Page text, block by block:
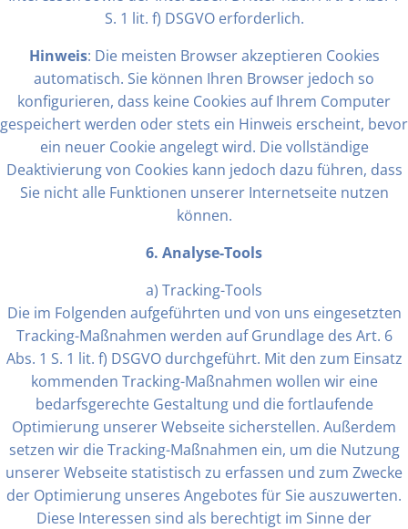
S. 1 lit. f) DSGVO erforderlich.
Hinweis: Die meisten Browser akzeptieren Cookies
automatisch. Sie können Ihren Browser jedoch so
konfigurieren, dass keine Cookies auf Ihrem Computer
gespeichert werden oder stets ein Hinweis erscheint, bevor
ein neuer Cookie angelegt wird. Die vollständige
Deaktivierung von Cookies kann jedoch dazu führen, dass
Sie nicht alle Funktionen unserer Internetseite nutzen
können.
6. Analyse-Tools
a) Tracking-Tools
Die im Folgenden aufgeführten und von uns eingesetzten
Tracking-Maßnahmen werden auf Grundlage des Art. 6
Abs. 1 S. 1 lit. f) DSGVO durchgeführt. Mit den zum Einsatz
kommenden Tracking-Maßnahmen wollen wir eine
bedarfsgerechte Gestaltung und die fortlaufende
Optimierung unserer Webseite sicherstellen. Außerdem
setzen wir die Tracking-Maßnahmen ein, um die Nutzung
unserer Webseite statistisch zu erfassen und zum Zwecke
der Optimierung unseres Angebotes für Sie auszuwerten.
Diese Interessen sind als berechtigt im Sinne der